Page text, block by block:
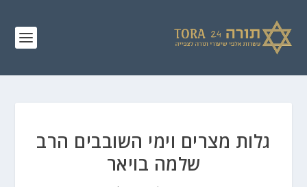
גלות מצרים וימי השובבים הרב
שלמה בויאר